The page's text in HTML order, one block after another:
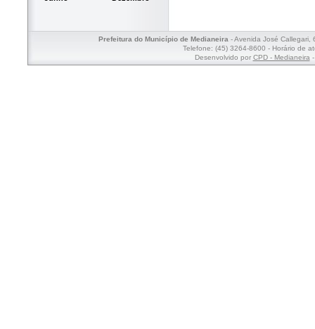
Prefeitura do Município de Medianeira- Avenida José Callegari,
Telefone: (45) 3264-8600 - Horário de
Desenvolvido por CPD - Medianeira-